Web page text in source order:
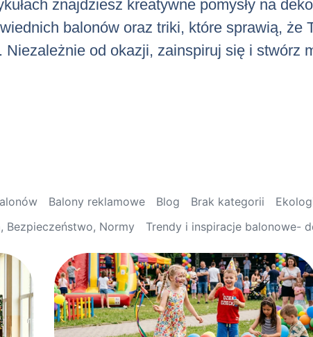
znajdziesz kreatywne pomysły na
balonów oraz triki, które sprawią, że
Niezależnie od okazji, zainspiruj się i stwórz
Balony reklamowe Blog Brak kategorii
Bezpieczeństwo, Normy
Trendy i inspiracje balonowe-